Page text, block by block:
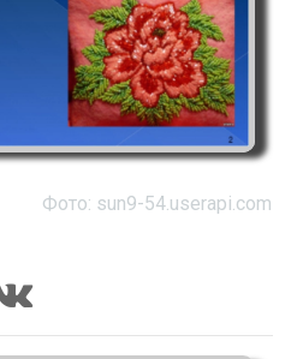
Фото: sun9-54.userapi.com